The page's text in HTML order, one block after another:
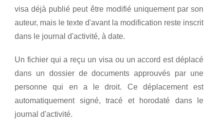
visa déjà publié peut être modifié uniquement par son
auteur, mais le texte d'avant la modification reste inscrit
dans le journal d'activité, à date.
Un fichier qui a reçu un visa ou un accord est déplacé
dans un dossier de documents approuvés par une
personne qui en a le droit. Ce déplacement est
automatiquement signé, tracé et horodaté dans le
journal d'activité.